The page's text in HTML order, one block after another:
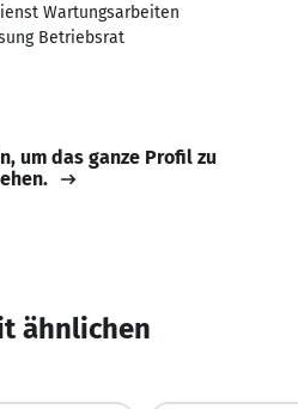
Wartungsarbeiten
Betriebsrat
um das ganze Profil zu
ähnlichen